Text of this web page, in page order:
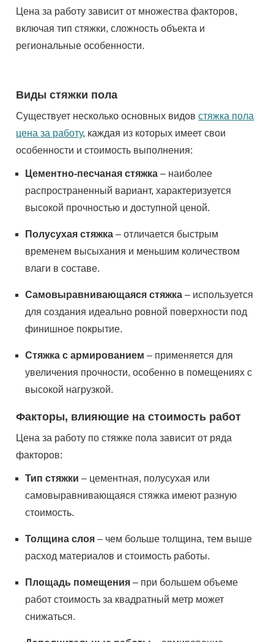
Цена за работу зависит от множества факторов,
включая тип стяжки, сложность объекта и
региональные особенности.
Виды стяжки пола
Существует несколько основных видовстяжка пола
цена за работу, каждая из которых имеет свои
особенности и стоимость выполнения:
Цементно-песчаная стяжка – наиболее
распространенный вариант, характеризуется
высокой прочностью и доступной ценой.
Полусухая стяжка – отличается быстрым
временем высыхания и меньшим количеством
влаги в составе.
Самовыравнивающаяся стяжка – используется
для создания идеально ровной поверхности под
финишное покрытие.
Стяжка с армированием – применяется для
увеличения прочности, особенно в помещениях с
высокой нагрузкой.
Факторы, влияющие на стоимость работ
Цена за работу по стяжке пола зависит от ряда
факторов:
Тип стяжки – цементная, полусухая или
самовыравнивающаяся стяжка имеют разную
стоимость.
Толщина слоя – чем больше толщина, тем выше
расход материалов и стоимость работы.
Площадь помещения – при большем объеме
работ стоимость за квадратный метр может
снижаться.